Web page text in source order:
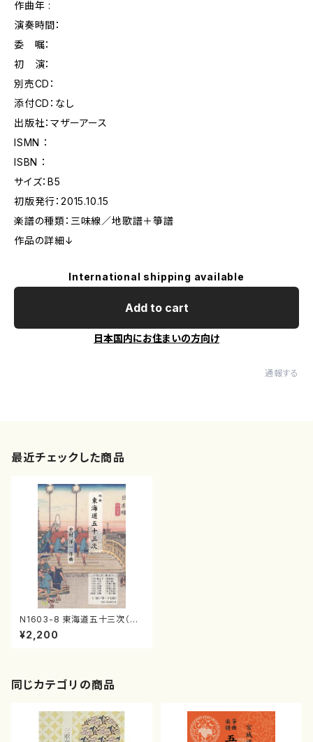
作曲年 :
演奏時間：
委 嘱：
初 演：
別売CD：
添付CD：なし
出版社：マザーアース
ISMN ：
ISBN ：
サイズ：B5
初版発行：2015.10.15
楽譜の種類：三味線／地歌譜＋箏譜
作品の詳細↓
International shipping available
Add to cart
日本国内にお住まいの方向け
通報する
最近チェックした商品
N1603-8 東海道五十三次（三，
箏，17，尺/中村洋一/楽譜）
¥2,200
同じカテゴリの商品